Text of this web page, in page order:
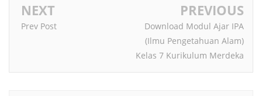
NEXT
Prev Post
PREVIOUS
Download Modul Ajar IPA
(Ilmu Pengetahuan Alam)
Kelas 7 Kurikulum Merdeka